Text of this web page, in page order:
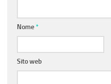
Nome*
Sito web